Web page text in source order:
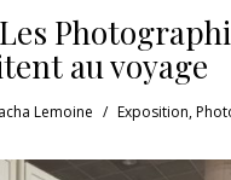
au voyage
Lemoine Exposition,